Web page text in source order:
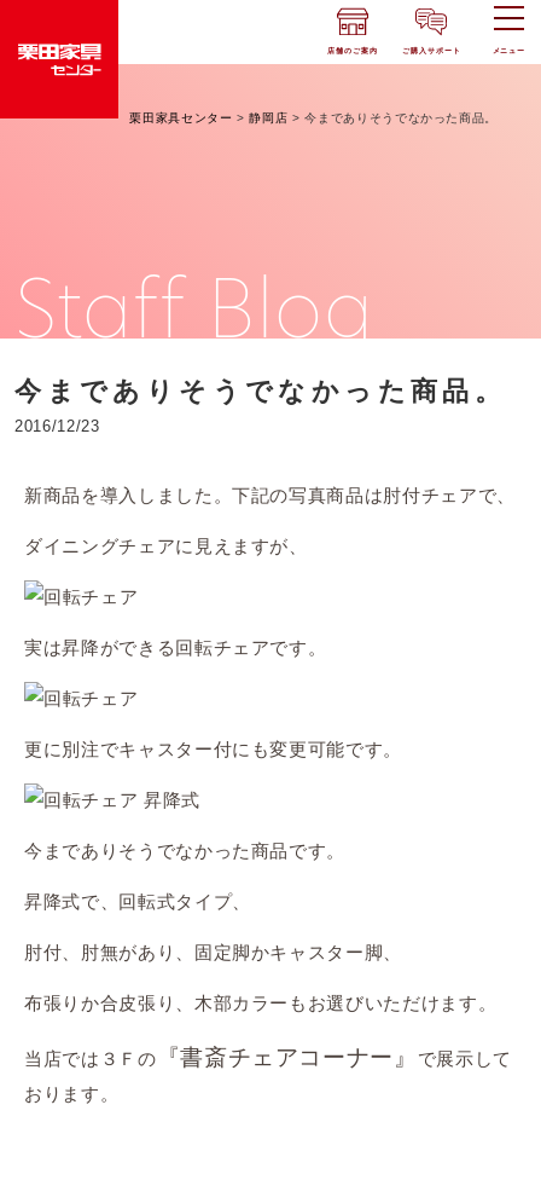
店舗のご案内 ご購入サポート メニュー
栗田家具センター >静岡店 >今までありそうでなかった商品。
Staff Blog
今までありそうでなかった商品。
2016/12/23
新商品を導入しました。下記の写真商品は肘付チェアで、
ダイニングチェアに見えますが、
実は昇降ができる回転チェアです。
更に別注でキャスター付にも変更可能です。
今までありそうでなかった商品です。
昇降式で、回転式タイプ、
肘付、肘無があり、固定脚かキャスター脚、
布張りか合皮張り、木部カラーもお選びいただけます。
当店では３Ｆの 『書斎チェアコーナー』
で展示して
おります。